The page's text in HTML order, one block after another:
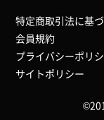
特定商取引法に基
会員規約
プライバシーポリ
サイトポリシー